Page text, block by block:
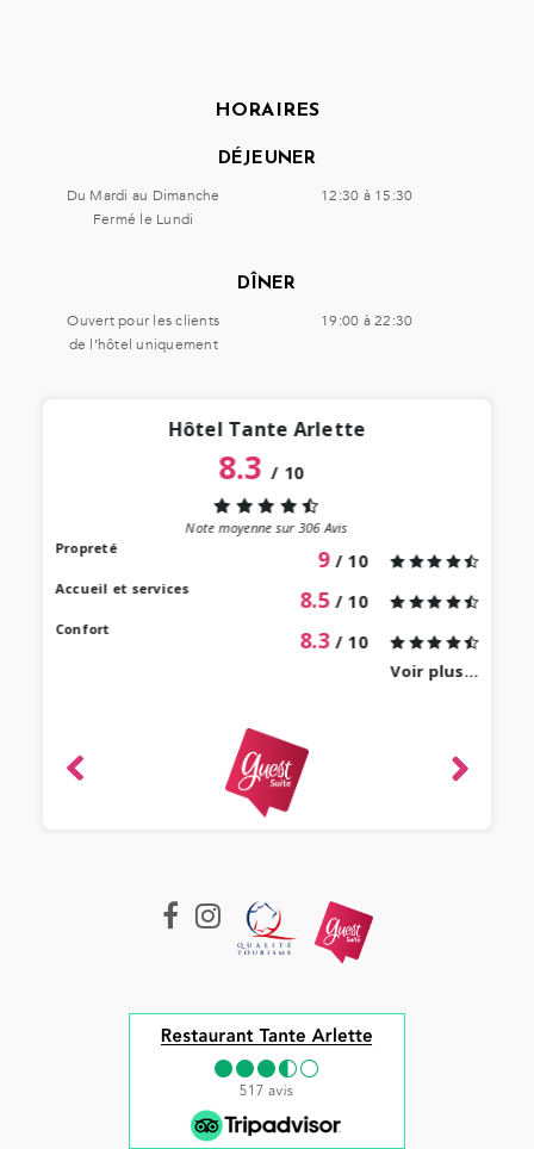
HORAIRES
DÉJEUNER
Du Mardi au Dimanche
Fermé le Lundi
12:30 à 15:30
DÎNER
Ouvert pour les clients
de l’hôtel uniquement
19:00 à 22:30
Hôtel Tante Arlette
8.3/ 10
Note moyenne sur306Avis
Propreté
9 / 10
Accueil et services 8.5 / 10
Confort 8.3 / 10
Voir plus...